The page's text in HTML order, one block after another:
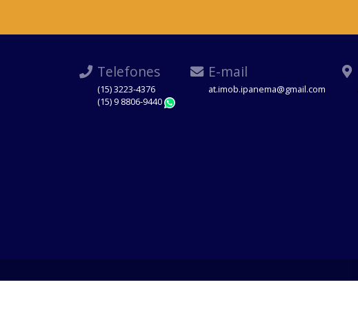
Telefones
(15) 3223-4376
(15) 9 8806-9440
E-mail
at.imob.ipanema@gmail.com